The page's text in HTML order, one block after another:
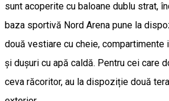
sunt acoperite cu baloane dublu strat,
baza sportivă Nord Arena pune la
două vestiare cu cheie,
și dușuri cu apă caldă. Pentru cei care
ceva răcoritor, au la dispoziție două